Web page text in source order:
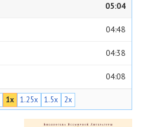
05:04
04:48
04:38
04:08
03:13
1x 1.25x 1.5x 2x